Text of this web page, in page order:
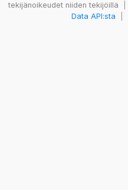
tekijänoikeudet niiden tekijöillä
Data API:sta